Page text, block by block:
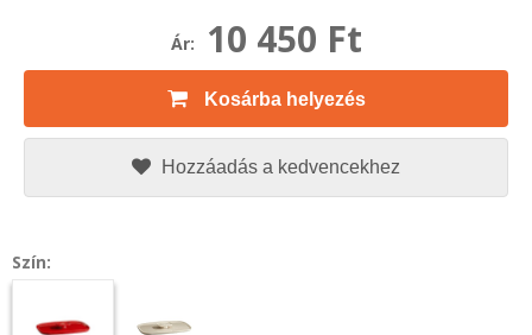
Ár: 10 450 Ft
Kosárba helyezés
Hozzáadás a kedvencekhez
Szín: